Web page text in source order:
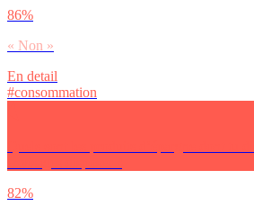
86%
« Non »
En detail
#consommation
82%